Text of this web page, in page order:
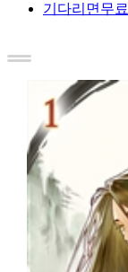
기다리면무료